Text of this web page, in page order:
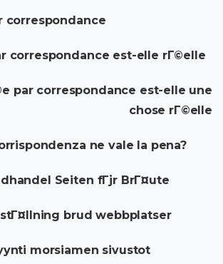
correspondance
correspondance est-elle rГ©elle
par correspondance est-elle une
chose rГ©elle
ne vale la pena?
Seiten fГјr BrГ¤ute
brud webbplatser
morsiamen sivustot